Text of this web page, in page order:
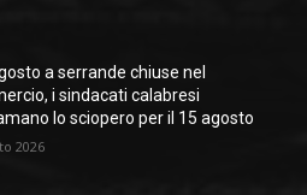
a serrande chiuse nel
i sindacati calabresi
lo sciopero per il 15 agosto
2026